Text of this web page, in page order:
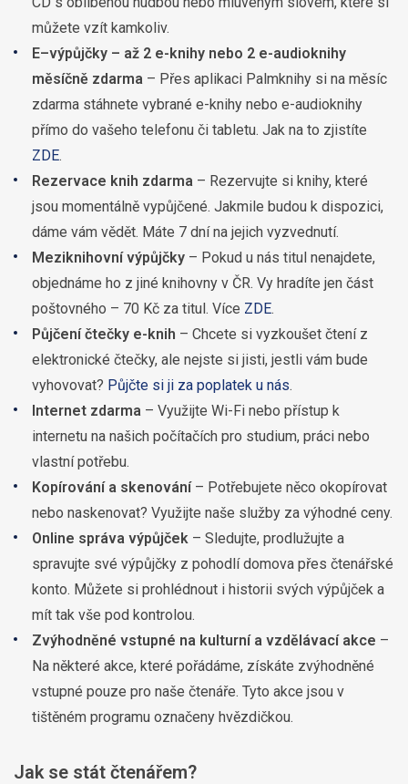
můžete vzít kamkoliv.
E–výpůjčky – až 2 e-knihy nebo 2 e-audioknihy
měsíčně zdarma – Přes aplikaci Palmknihy si na měsíc
zdarma stáhnete vybrané e-knihy nebo e-audioknihy
přímo do vašeho telefonu či tabletu. Jak na to zjistíte
ZDE.
Rezervace knih zdarma – Rezervujte si knihy, které
jsou momentálně vypůjčené. Jakmile budou k dispozici,
dáme vám vědět. Máte 7 dní na jejich vyzvednutí.
Meziknihovní výpůjčky – Pokud u nás titul nenajdete,
objednáme ho z jiné knihovny v ČR. Vy hradíte jen část
poštovného – 70 Kč za titul. Více ZDE.
Půjčení čtečky e-knih – Chcete si vyzkoušet čtení z
elektronické čtečky, ale nejste si jisti, jestli vám bude
vyhovovat? Půjčte si ji za poplatek u nás.
Internet zdarma – Využijte Wi-Fi nebo přístup k
internetu na našich počítačích pro studium, práci nebo
vlastní potřebu.
Kopírování a skenování– Potřebujete něco okopírovat
nebo naskenovat? Využijte naše služby za výhodné ceny.
Online správa výpůjček – Sledujte, prodlužujte a
spravujte své výpůjčky z pohodlí domova přes čtenářské
konto. Můžete si prohlédnout i historii svých výpůjček a
mít tak vše pod kontrolou.
Zvýhodněné vstupné na kulturní a vzdělávací akce –
Na některé akce, které pořádáme, získáte zvýhodněné
vstupné pouze pro naše čtenáře. Tyto akce jsou v
tištěném programu označeny hvězdičkou.
Jak se stát čtenářem?